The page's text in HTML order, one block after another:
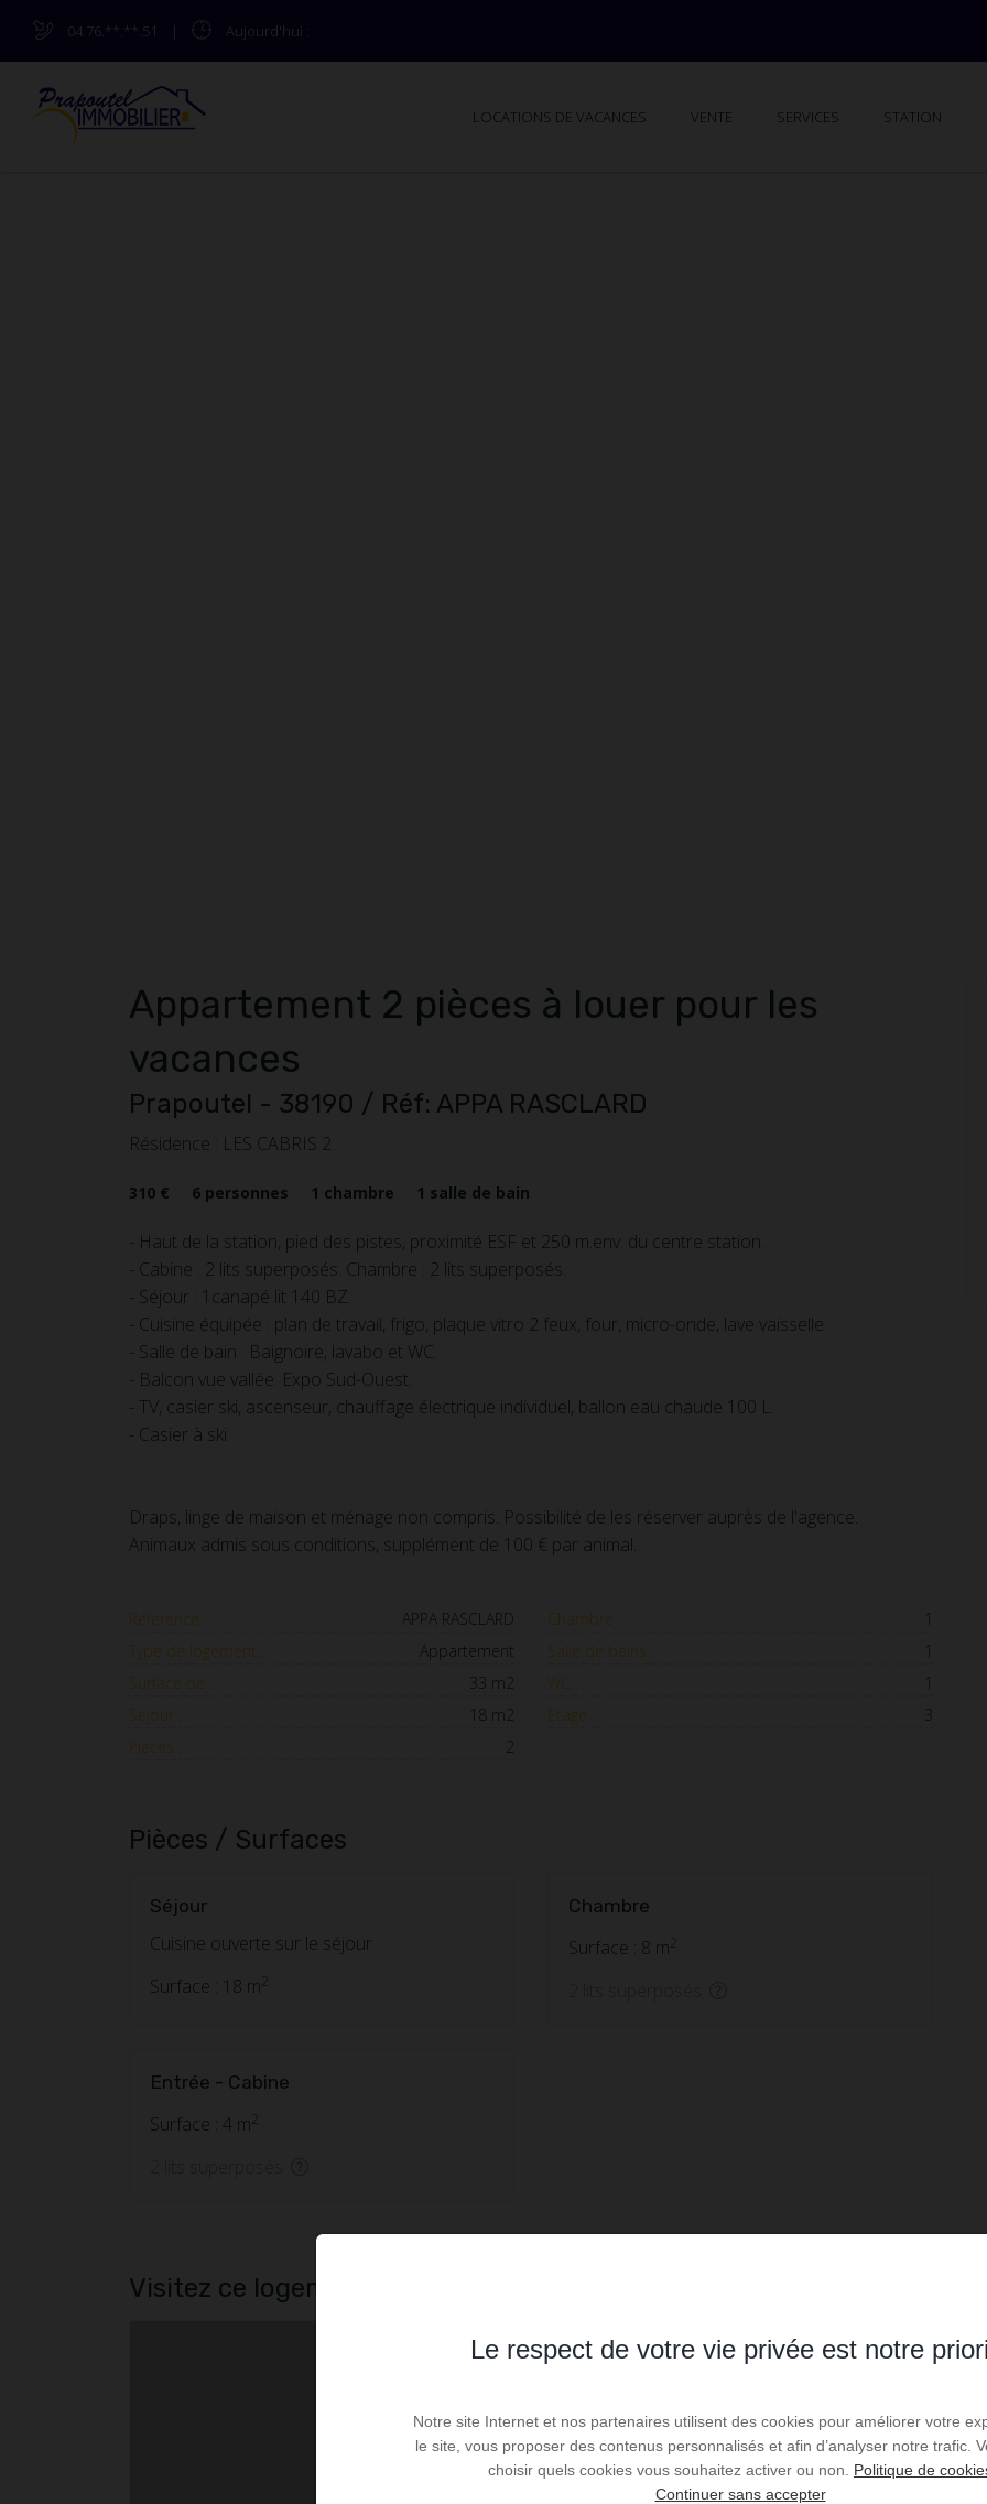
04.76.**.**.51 | Aujourd'hui :
LOCATIONS DE VACANCES VENTE SERVICES STATION
Appartement 2 pièces à louer pour les
vacances
Prapoutel - 38190 / Réf: APPA RASCLARD
Résidence : LES CABRIS 2
310 € 6 personnes 1 chambre 1 salle de bain
- Haut de la station, pied des pistes, proximité ESF et 250 m.env. du centre station.
- Cabine : 2 lits superposés. Chambre : 2 lits superposés.
- Séjour : 1canapé lit 140 BZ.
- Cuisine équipée : plan de travail, frigo, plaque vitro 2 feux, four, micro-onde, lave vaisselle.
- Salle de bain : Baignoire, lavabo et WC.
- Balcon vue vallée. Expo Sud-Ouest.
- TV, casier ski, ascenseur, chauffage électrique individuel, ballon eau chaude 100 L.
- Casier à ski
Draps, linge de maison et ménage non compris. Possibilité de les réserver auprès de l'agence.
Animaux admis sous conditions, supplément de 100 € par animal.
Référence :
APPA RASCLARD
Type de logement :
Appartement
Surface de :
33 m2
Séjour :
18 m2
Pièces :
2
Chambre :
1
Salle de bains :
1
WC :
1
Etage :
3
Pièces / Surfaces
Séjour
Cuisine ouverte sur le séjour
Surface : 18 m2
Chambre
Surface : 8 m2
Entrée - Cabine
Surface : 4 m2
Visitez ce logement
Le respect de votre vie privée est notre
Notre site Internet et nos partenaires utilisent des cookies pour améliorer votre
le site, vous proposer des contenus personnalisés et afin d’analyser notre trafic.
choisir quels cookies vous souhaitez activer ou non. Politique de
Continuer sans accepter